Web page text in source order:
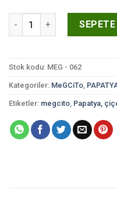
Papatya Kalıcı Alman -
Stok kodu: MEG - 062
Kategoriler: MeGCiTo
Etiketler: megcito Papatya,